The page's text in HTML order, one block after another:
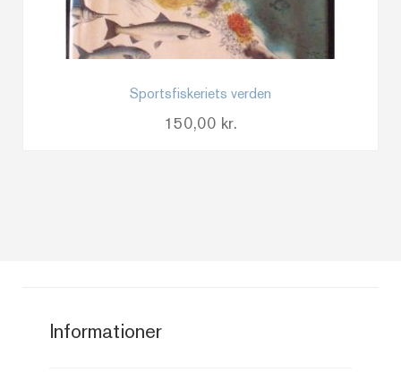
Sportsfiskeriets verden
150,00 kr.
Informationer